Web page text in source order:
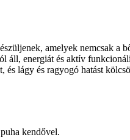
amelyek nemcsak a
áll, energiát és aktív
és lágy és ragyogó hatást
kendővel.